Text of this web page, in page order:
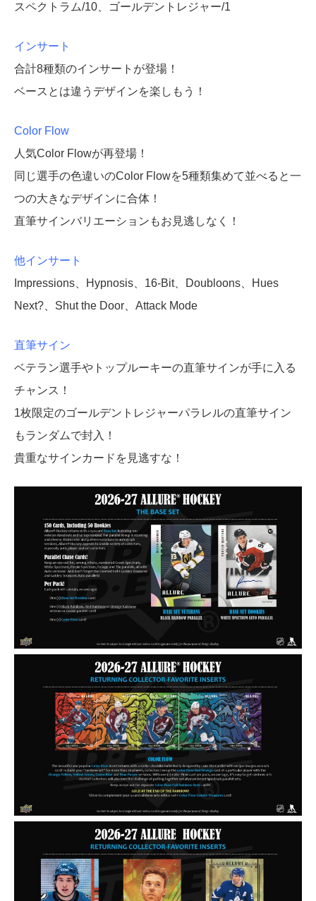
スペクトラム/10、ゴールデントレジャー/1
インサート
合計8種類のインサートが登場！
ベースとは違うデザインを楽しもう！
Color Flow
人気Color Flowが再登場！
同じ選手の色違いのColor Flowを5種類集めて並べると一
つの大きなデザインに合体！
直筆サインバリエーションもお見逃しなく！
他インサート
Impressions、Hypnosis、16-Bit、Doubloons、Hues
Next?、Shut the Door、Attack Mode
直筆サイン
ベテラン選手やトップルーキーの直筆サインが手に入る
チャンス！
1枚限定のゴールデントレジャーパラレルの直筆サイン
もランダムで封入！
貴重なサインカードを見逃すな！